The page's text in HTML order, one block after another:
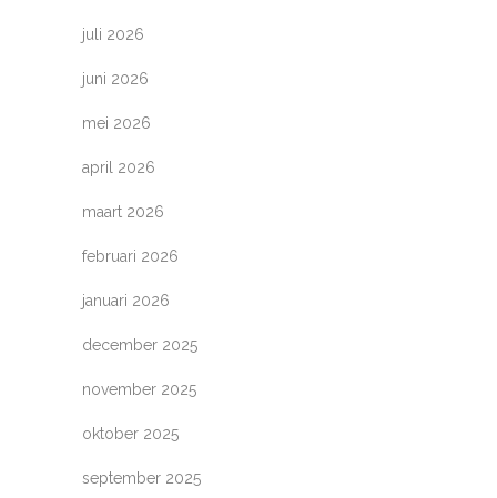
juli 2026
juni 2026
mei 2026
april 2026
maart 2026
februari 2026
januari 2026
december 2025
november 2025
oktober 2025
september 2025